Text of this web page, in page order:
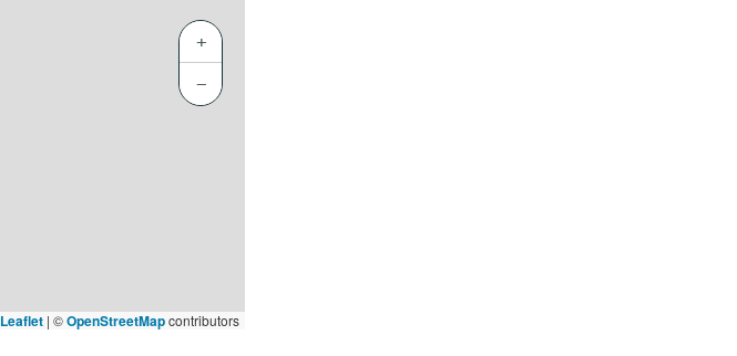
+
−
Leaflet | ©OpenStreetMapcontributors